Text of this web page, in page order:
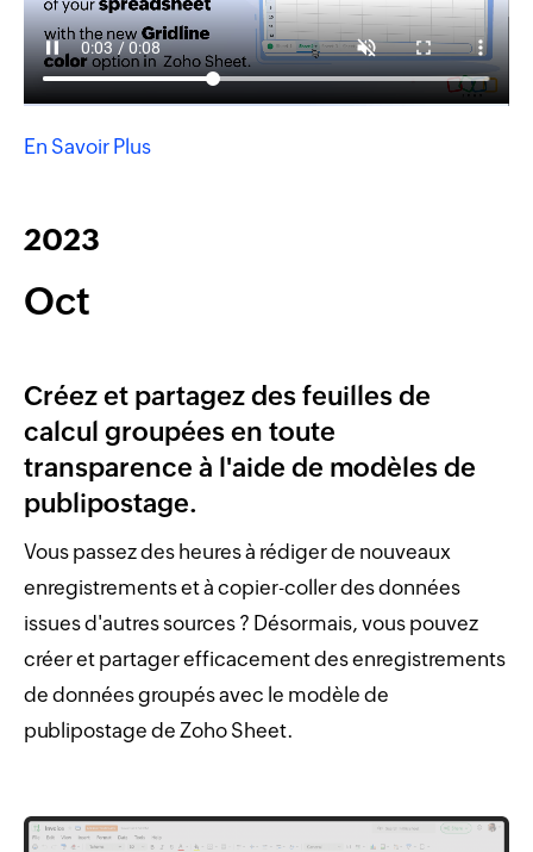
En Savoir Plus
2023
Oct
Créez et partagez des feuilles de
calcul groupées en toute
transparence à l'aide de modèles de
publipostage.
Vous passez des heures à rédiger de nouveaux
enregistrements et à copier-coller des données
issues d'autres sources ? Désormais, vous pouvez
créer et partager efficacement des enregistrements
de données groupés avec le modèle de
publipostage de Zoho Sheet.